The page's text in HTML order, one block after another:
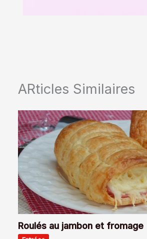
ARticles Similaires
Roulés au jambon et fromage